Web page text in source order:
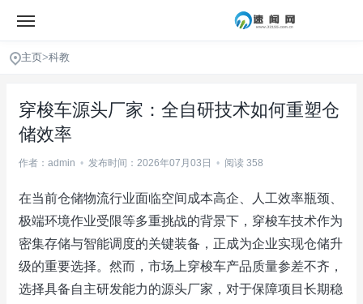
主页>科教
穿梭车源头厂家：全自研技术如何重塑仓
储效率
作者：admin • 发布时间：2026年07月03日 • 阅读 358
在当前仓储物流行业面临空间成本高企、人工效率瓶颈、
极端环境作业受限等多重挑战的背景下，穿梭车技术作为
密集存储与智能调度的关键装备，正成为企业实现仓储升
级的重要选择。然而，市场上穿梭车产品质量参差不齐，
选择具备自主研发能力的源头厂家，对于保障项目长期稳